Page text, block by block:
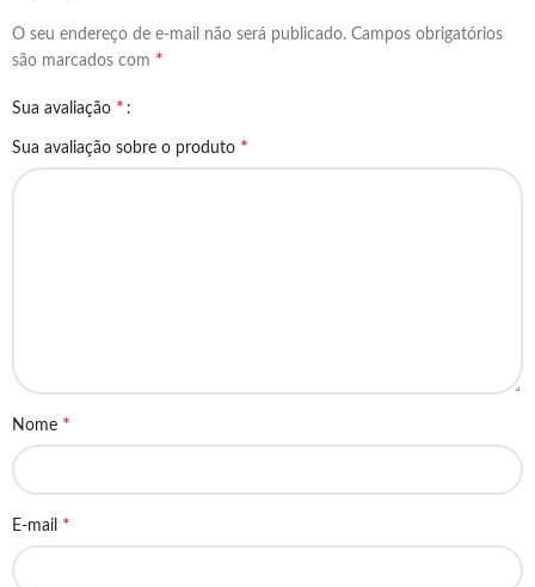
O seu endereço de e-mail não será publicado. Campos obrigatórios
são marcados com *
Sua avaliação *
Sua avaliação sobre o produto *
Nome *
E-mail *